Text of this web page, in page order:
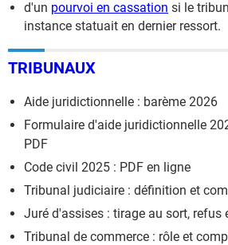
d'un pourvoi en cassation si le
instance statuait en dernier ressort.
TRIBUNAUX
Aide juridictionnelle : barème 2026
Formulaire d'aide juridictionnelle
PDF
Code civil 2025 : PDF en ligne
Tribunal judiciaire : définition et
Juré d'assises : tirage au sort, refus
Tribunal de commerce : rôle et